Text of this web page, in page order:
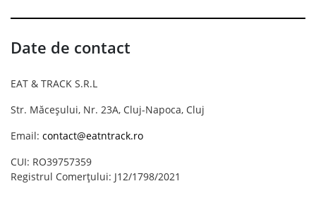
Date de contact
EAT & TRACK S.R.L
Str. Măceșului, Nr. 23A, Cluj-Napoca, Cluj
Email: contact@eatntrack.ro
CUI: RO39757359
Registrul Comerțului: J12/1798/2021